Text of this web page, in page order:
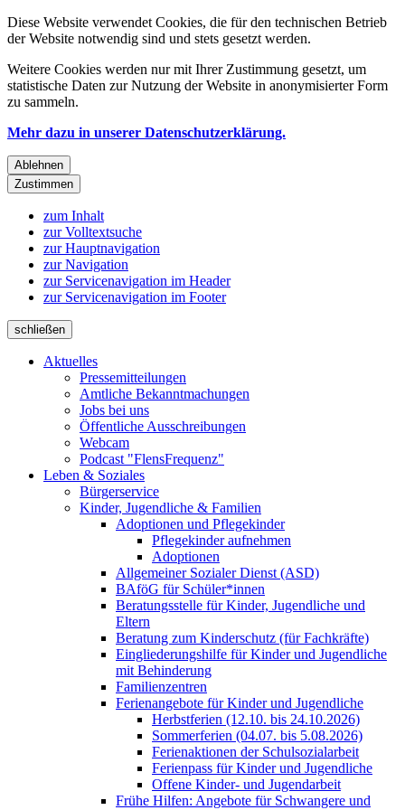
Diese Website verwendet Cookies, die für den technischen Betrieb
der Website notwendig sind und stets gesetzt werden.
Weitere Cookies werden nur mit Ihrer Zustimmung gesetzt, um
statistische Daten zur Nutzung der Website in anonymisierter Form
zu sammeln.
Mehr dazu in unserer Datenschutzerklärung.
Ablehnen
Zustimmen
zum Inhalt
zur Volltextsuche
zur Hauptnavigation
zur Navigation
zur Servicenavigation im Header
zur Servicenavigation im Footer
schließen
Aktuelles
Pressemitteilungen
Amtliche Bekanntmachungen
Jobs bei uns
Öffentliche Ausschreibungen
Webcam
Podcast "FlensFrequenz"
Leben & Soziales
Bürgerservice
Kinder, Jugendliche & Familien
Adoptionen und Pflegekinder
Pflegekinder aufnehmen
Adoptionen
Allgemeiner Sozialer Dienst (ASD)
BAföG für Schüler*innen
Beratungsstelle für Kinder, Jugendliche und
Eltern
Beratung zum Kinderschutz (für Fachkräfte)
Eingliederungshilfe für Kinder und Jugendliche
mit Behinderung
Familienzentren
Ferienangebote für Kinder und Jugendliche
Herbstferien (12.10. bis 24.10.2026)
Sommerferien (04.07. bis 5.08.2026)
Ferienaktionen der Schulsozialarbeit
Ferienpass für Kinder und Jugendliche
Offene Kinder- und Jugendarbeit
Frühe Hilfen: Angebote für Schwangere und